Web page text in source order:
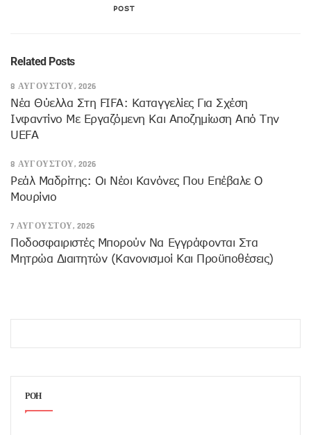
POST
Related Posts
8 ΑΥΓΟΎΣΤΟΥ, 2026
Νέα Θύελλα Στη FIFA: Καταγγελίες Για Σχέση
Ινφαντίνο Με Εργαζόμενη Και Αποζημίωση Από Την
UEFA
8 ΑΥΓΟΎΣΤΟΥ, 2026
Ρεάλ Μαδρίτης: Οι Νέοι Κανόνες Που Επέβαλε Ο
Μουρίνιο
7 ΑΥΓΟΎΣΤΟΥ, 2026
Ποδοσφαιριστές Μπορούν Να Εγγράφονται Στα
Μητρώα Διαιτητών (κανονισμοί Και Προϋποθέσεις)
ΡΟΗ